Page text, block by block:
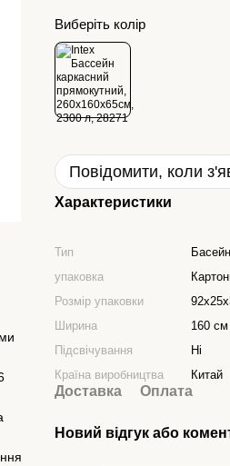
Виберіть колір
Повідомити, коли
Характеристики
Тип
Басейн
упаковка
Розмір упаковки
Ширина
160 см
Підсвічування
Ні
Країна виробництва
Китай
Доставка Оплата
Новий відгук або